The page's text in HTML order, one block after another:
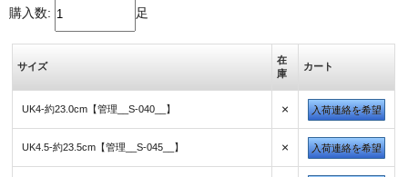
購入数: 足
サイズ
在
庫
カート
UK4-約23.0cm【管理__S-040__】 × 入荷連絡を希望
UK4.5-約23.5cm【管理__S-045__】 × 入荷連絡を希望